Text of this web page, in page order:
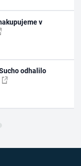
v
odhalilo